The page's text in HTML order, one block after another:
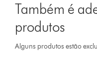
Também é
produtos
Alguns produtos estão